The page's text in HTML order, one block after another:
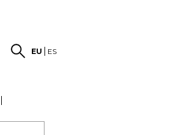
EU ES